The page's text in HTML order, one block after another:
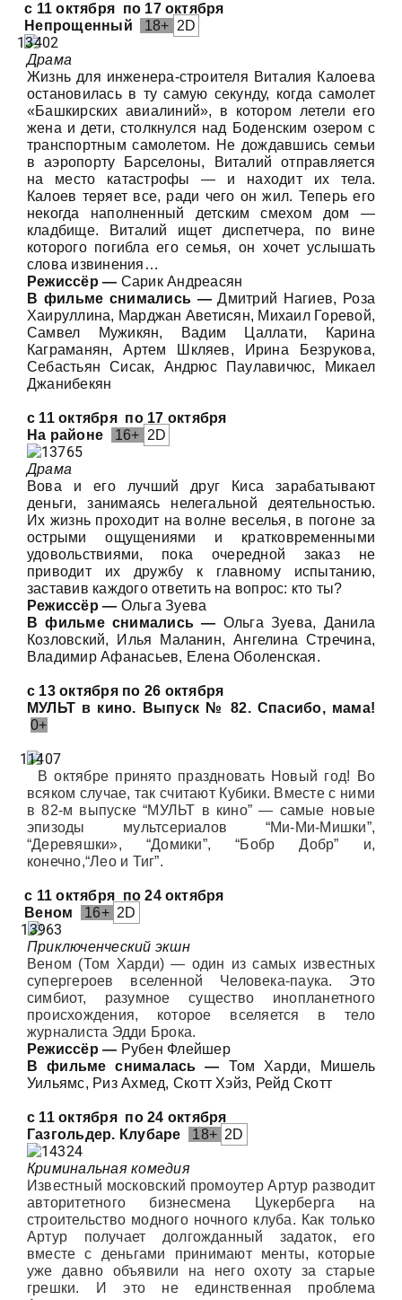
с 11 октября по 17 октября
Непрощенный
18+ 2D
Драма
Жизнь для инженера-строителя Виталия Калоева
остановилась в ту самую секунду, когда самолет
«Башкирских авиалиний», в котором летели его
жена и дети, столкнулся над Боденским озером с
транспортным самолетом. Не дождавшись семьи
в аэропорту Барселоны, Виталий отправляется
на место катастрофы — и находит их тела.
Калоев теряет все, ради чего он жил. Теперь его
некогда наполненный детским смехом дом —
кладбище. Виталий ищет диспетчера, по вине
которого погибла его семья, он хочет услышать
слова извинения…
Режиссёр — Сарик Андреасян
В фильме снимались —Дмитрий Нагиев, Роза
Хаируллина, Марджан Аветисян, Михаил Горевой,
Самвел Мужикян, Вадим Цаллати, Карина
Каграманян, Артем Шкляев, Ирина Безрукова,
Себастьян Сисак, Андрюс Паулавичюс, Микаел
Джанибекян
с 11 октября по 17 октября
На районе
16+ 2D
Драма
Вова и его лучший друг Киса зарабатывают
деньги, занимаясь нелегальной деятельностью.
Их жизнь проходит на волне веселья, в погоне за
острыми ощущениями и кратковременными
удовольствиями, пока очередной заказ не
приводит их дружбу к главному испытанию,
заставив каждого ответить на вопрос: кто ты?
Режиссёр — Ольга Зуева
В фильме снимались — Ольга Зуева, Данила
Козловский, Илья Маланин, Ангелина Стречина,
Владимир Афанасьев, Елена Оболенская.
с 13 октября по 26 октября
МУЛЬТ в кино. Выпуск № 82. Спасибо, мама!
0+
В октябре принято праздновать Новый год! Во
всяком случае, так считают Кубики. Вместе с ними
в 82-м выпуске “МУЛЬТ в кино” — самые новые
эпизоды мультсериалов “Ми-Ми-Мишки”,
“Деревяшки», “Домики”, “Бобр Добр” и,
конечно,“Лео и Тиг”.
с 11 октября по 24 октября
Веном
16+ 2D
Приключенческий экшн
Веном (Том Харди) — один из самых известных
супергероев вселенной Человека-паука. Это
симбиот, разумное существо инопланетного
происхождения, которое вселяется в тело
журналиста Эдди Брока.
Режиссёр — Рубен Флейшер
В фильме снималась — Том Харди, Мишель
Уильямс, Риз Ахмед, Скотт Хэйз, Рейд Скотт
с 11 октября по 24 октября
Газгольдер. Клубаре
18+ 2D
Криминальная комедия
Известный московский промоутер Артур разводит
авторитетного бизнесмена Цукерберга на
строительство модного ночного клуба. Как только
Артур получает долгожданный задаток, его
вместе с деньгами принимают менты, которые
уже давно объявили на него охоту за старые
грешки. И это не единственная проблема